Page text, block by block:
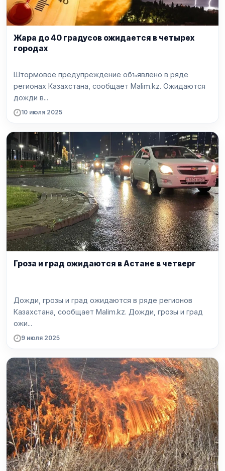
Жара до 40 градусов ожидается в четырех
городах
Штормовое предупреждение объявлено в ряде
регионах Казахстана, сообщает Malim.kz. Ожидаются
дожди в...
10 июля 2025
Гроза и град ожидаются в Астане в четверг
Дожди, грозы и град ожидаются в ряде регионов
Казахстана, сообщает Malim.kz. Дожди, грозы и град
ожи...
9 июля 2025